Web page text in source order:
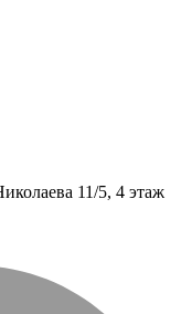
11/5, 4 этаж